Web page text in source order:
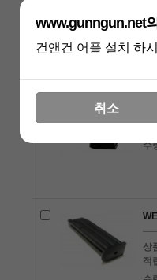
적
수
상
적
www.gunngun.net
건앤건 어플 설치 하
취소